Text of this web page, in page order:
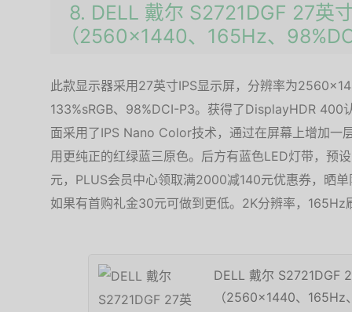
8. DELL 戴尔 S2721DGF 27英
（2560×1440、165Hz、
此款显示器采用27英寸IPS显示屏，分辨率为
133%sRGB、98%DCI-P3。获得了DisplayHDR 400
面采用了IPS Nano Color技术，通过在屏幕上增加一
用更纯正的红绿蓝三原色。后方有蓝色LED灯带，预
元，PLUS会员中心领取满2000减140元优惠券，晒
如果有首购礼金30元可做到更低。2K分辨率，
DELL 戴尔 S2721DGF
（2560×1440、